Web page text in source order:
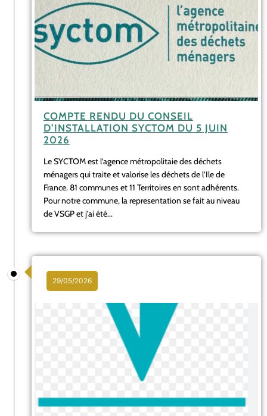
COMPTE RENDU DU CONSEIL
D’INSTALLATION SYCTOM DU 5 JUIN
2026
Le SYCTOM est l’agence métropolitaie des déchets
ménagers qui traite et valorise les déchets de l’Ile de
France. 81 communes et 11 Territoires en sont adhérents.
Pour notre commune, la representation se fait au niveau
de VSGP et j’ai été...
29/05/2026